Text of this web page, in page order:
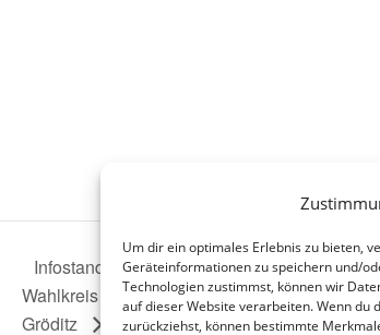
Um dir ein optimales Erlebnis zu bieten,
Geräteinformationen zu speichern und/
Technologien zustimmst, können wir
auf dieser Website verarbeiten. Wenn du
zurückziehst, können bestimmte
Infostand mit Mario Beger, MdL und
Wahlkreis 37 am 19.08.24 von 9:30 – 12:00
Gröditz